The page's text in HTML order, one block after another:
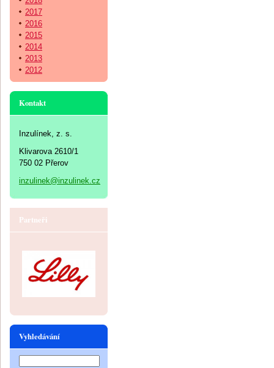
2017
2016
2015
2014
2013
2012
Kontakt
Inzulínek, z. s.
Klivarova 2610/1
750 02 Přerov
inzulinek@inzulinek.cz
Partneři
Vyhledávání